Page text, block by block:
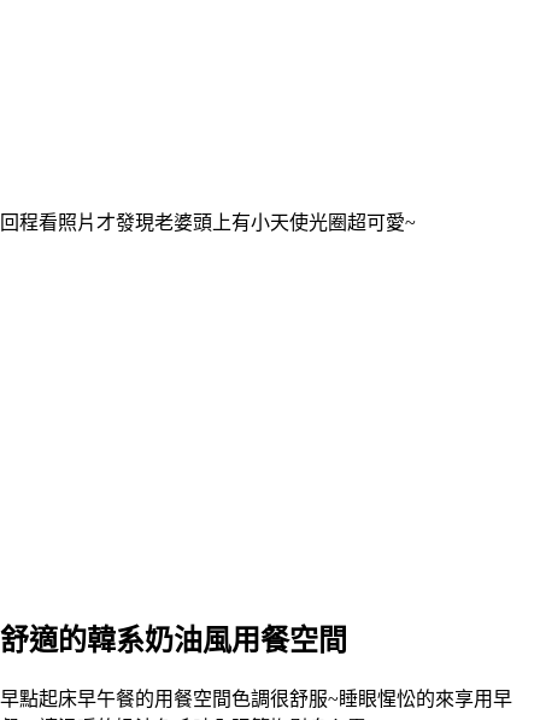
回程看照片才發現老婆頭上有小天使光圈超可愛~
舒適的韓系奶油風用餐空間
早點起床早午餐的用餐空間色調很舒服~睡眼惺忪的來享用早